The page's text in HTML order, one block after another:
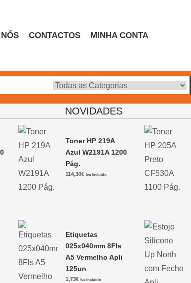
CONTACTOS MINHA CONTA
NOVIDADES
Toner HP 219A
Azul W2191A 1200
Pág.
114,30€ Iva Incluido
Etiquetas
025x040mm 8Fls
A5 Vermelho Apli
125un
1,73€ Iva Incluido